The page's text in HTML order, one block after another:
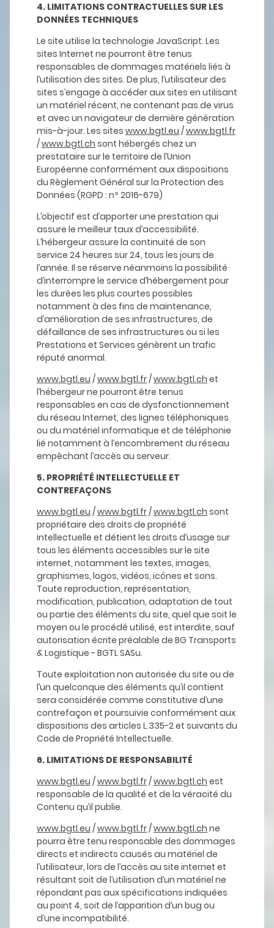
4. LIMITATIONS CONTRACTUELLES SUR LES
DONNÉES TECHNIQUES
Le site utilise la technologie JavaScript. Les
sites Internet ne pourront être tenus
responsables de dommages matériels liés à
l’utilisation des sites. De plus, l’utilisateur des
sites s’engage à accéder aux sites en utilisant
un matériel récent, ne contenant pas de virus
et avec un navigateur de dernière génération
mis-à-jour. Les sites www.bgtl.eu /www.bgtl.fr
/www.bgtl.ch sont hébergés chez un
prestataire sur le territoire de l’Union
Européenne conformément aux dispositions
du Règlement Général sur la Protection des
Données (RGPD : nº 2016-679)
L’objectif est d’apporter une prestation qui
assure le meilleur taux d’accessibilité.
L’hébergeur assure la continuité de son
service 24 heures sur 24, tous les jours de
l’année. Il se réserve néanmoins la possibilité
d’interrompre le service d’hébergement pour
les durées les plus courtes possibles
notamment à des fins de maintenance,
d’amélioration de ses infrastructures, de
défaillance de ses infrastructures ou si les
Prestations et Services génèrent un trafic
réputé anormal.
www.bgtl.eu /www.bgtl.fr/www.bgtl.ch et
l’hébergeur ne pourront être tenus
responsables en cas de dysfonctionnement
du réseau Internet, des lignes téléphoniques
ou du matériel informatique et de téléphonie
lié notamment à l’encombrement du réseau
empêchant l’accès au serveur.
5. PROPRIÉTÉ INTELLECTUELLE ET
CONTREFAÇONS
www.bgtl.eu /www.bgtl.fr/www.bgtl.ch sont
propriétaire des droits de propriété
intellectuelle et détient les droits d’usage sur
tous les éléments accessibles sur le site
internet, notamment les textes, images,
graphismes, logos, vidéos, icônes et sons.
Toute reproduction, représentation,
modification, publication, adaptation de tout
ou partie des éléments du site, quel que soit le
moyen ou le procédé utilisé, est interdite, sauf
autorisation écrite préalable de BG Transports
& Logistique - BGTL SASu.
Toute exploitation non autorisée du site ou de
l’un quelconque des éléments qu’il contient
sera considérée comme constitutive d’une
contrefaçon et poursuivie conformément aux
dispositions des articles L.335-2 et suivants du
Code de Propriété Intellectuelle.
6. LIMITATIONS DE RESPONSABILITÉ
www.bgtl.eu /www.bgtl.fr/www.bgtl.ch est
responsable de la qualité et de la véracité du
Contenu qu’il publie.
www.bgtl.eu /www.bgtl.fr/www.bgtl.ch ne
pourra être tenu responsable des dommages
directs et indirects causés au matériel de
l’utilisateur, lors de l’accès au site internet et
résultant soit de l’utilisation d’un matériel ne
répondant pas aux spécifications indiquées
au point 4, soit de l’apparition d’un bug ou
d’une incompatibilité.